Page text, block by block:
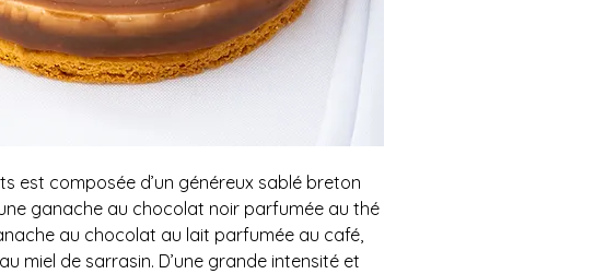
est composée d’un généreux sablé breton
ganache au chocolat noir parfumée au thé
au chocolat au lait parfumée au café,
miel de sarrasin. D’une grande intensité et